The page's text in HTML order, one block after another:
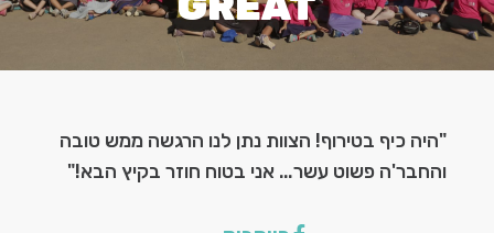
"היה כיף בטירוף! הצוות נתן לנו הרגשה ממש טובה
והחבר'ה פשוט עשר… אני בטוח חוזר בקיץ הבא!"